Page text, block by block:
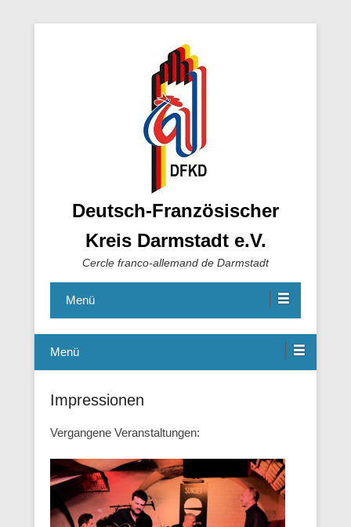
Deutsch-Französischer
Kreis Darmstadt e.V.
Cercle franco-allemand de Darmstadt
Menü
Menü
Impressionen
Vergangene Veranstaltungen: